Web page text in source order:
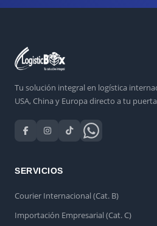
Tu solución integral en logística
USA, China y Europa directo a tu
SERVICIOS
Courier Internacional (Cat. B)
Importación Empresarial (Cat. C)